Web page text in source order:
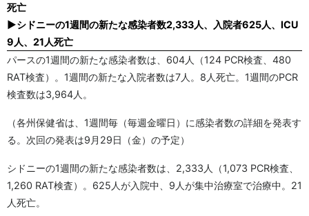
死亡
▶シドニーの1週間の新たな感染者数2,333人、入院者625人、ICU
9人、21人死亡
パースの1週間の新たな感染者数は、604人（124 PCR検査、480
RAT検査）。1週間の新たな入院者数は7人。8人死亡。1週間のPCR
検査数は3,964人。
（各州保健省は、1週間毎（毎週金曜日）に感染者数の詳細を発表す
る。次回の発表は9月29日（金）の予定）
シドニーの1週間の新たな感染者数は、2,333人（1,073 PCR検査、
1,260 RAT検査）。625人が入院中、9人が集中治療室で治療中。21
人死亡。